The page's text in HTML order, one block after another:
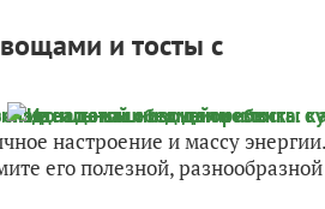
и тосты с
настроение и массу энергии.
его полезной, разнообразной